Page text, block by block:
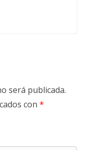
será publicada.
con *